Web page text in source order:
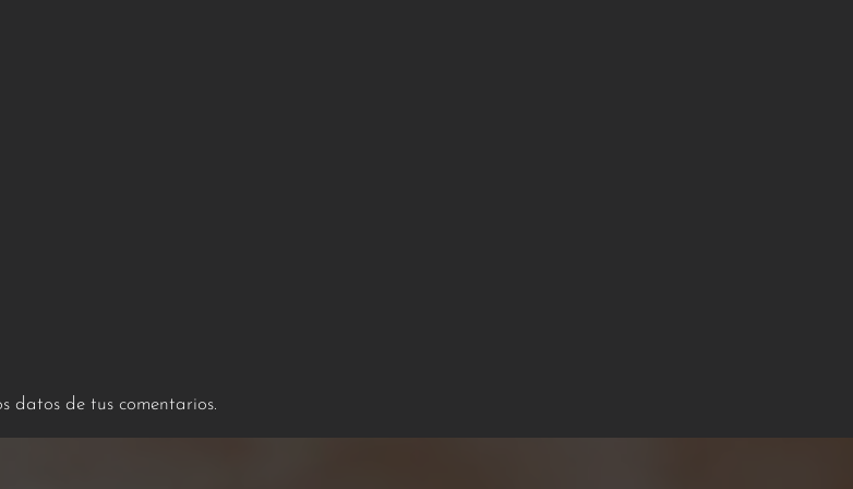
datos de tus comentarios.